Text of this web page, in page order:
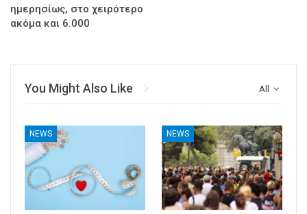
ημερησίως, στο χειρότερο
ακόμα και 6.000
All
You Might Also Like
NEWS NEWS